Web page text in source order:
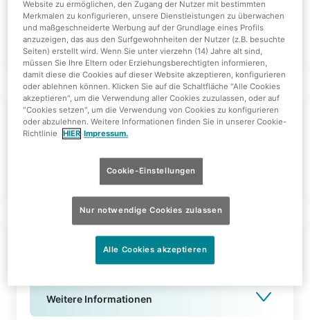
Weitere Informationen
Online Ticket Tropen & Sauna
Kind (4-12 Jahre)
Weitere Informationen
Online Ticket Tropen & Sauna
Weitere Informationen
Website zu ermöglichen, den Zugang der Nutzer mit bestimmten
Merkmalen zu konfigurieren, unsere Dienstleistungen zu überwachen
und maßgeschneiderte Werbung auf der Grundlage eines Profils
anzuzeigen, das aus den Surfgewohnheiten der Nutzer (z.B. besuchte
Seiten) erstellt wird. Wenn Sie unter vierzehn (14) Jahre alt sind,
müssen Sie Ihre Eltern oder Erziehungsberechtigten informieren,
damit diese die Cookies auf dieser Website akzeptieren, konfigurieren
oder ablehnen können. Klicken Sie auf die Schaltfläche "Alle Cookies
akzeptieren", um die Verwendung aller Cookies zuzulassen, oder auf
"Cookies setzen", um die Verwendung von Cookies zu konfigurieren
oder abzulehnen. Weitere Informationen finden Sie in unserer Cookie-
Richtlinie
HIER Impressum.
Cookie-Einstellungen
Nur notwendige Cookies zulassen
Alle Cookies akzeptieren